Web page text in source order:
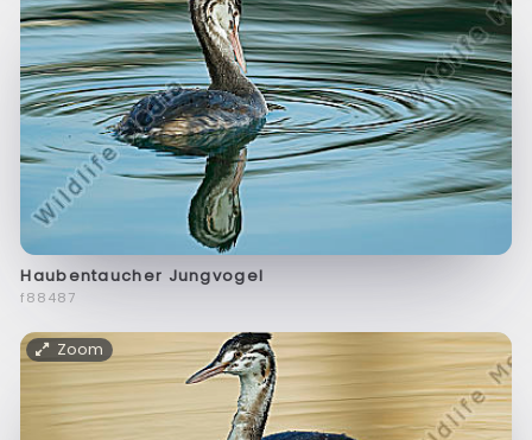
Haubentaucher Jungvogel
f88487
Zoom